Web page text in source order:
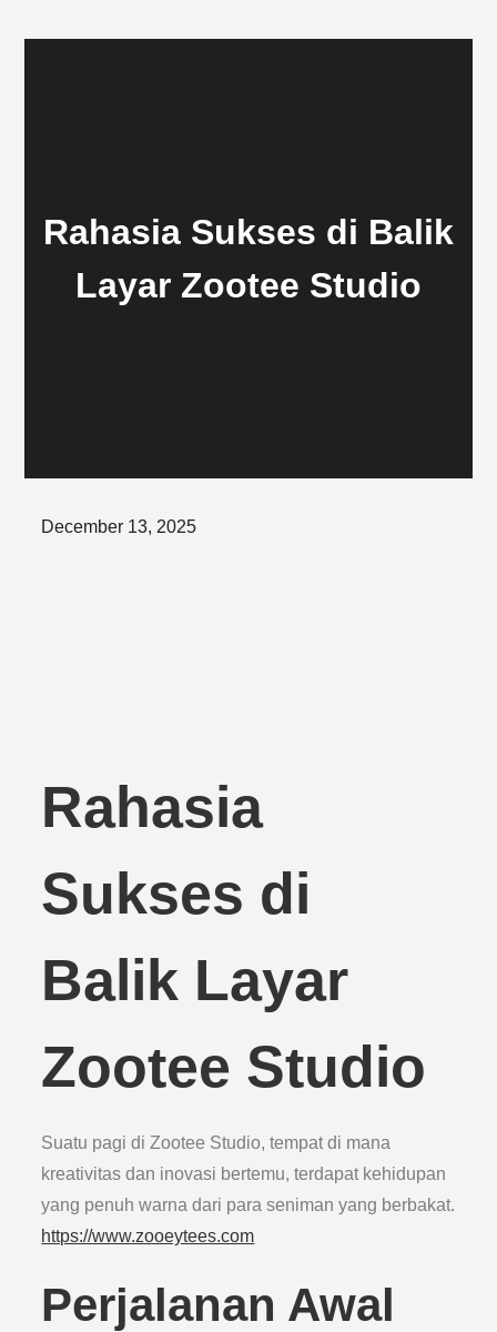
Rahasia Sukses di Balik
Layar Zootee Studio
Posted
December 13, 2025
Rahasia
Sukses di
Balik Layar
Zootee Studio
Suatu pagi di Zootee Studio, tempat di mana
kreativitas dan inovasi bertemu, terdapat kehidupan
yang penuh warna dari para seniman yang berbakat.
https://www.zooeytees.com
Perjalanan Awal